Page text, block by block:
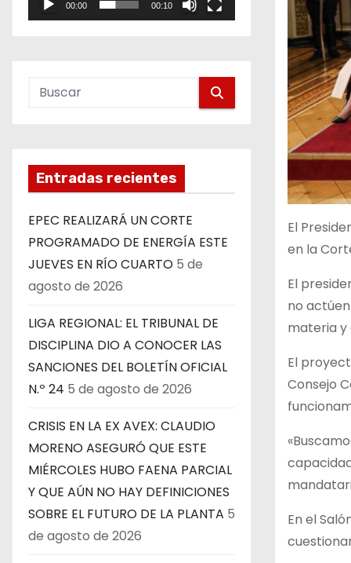
00:00 00:10
Entradas recientes
EPEC REALIZARÁ UN CORTE
PROGRAMADO DE ENERGÍA ESTE
JUEVES EN RÍO CUARTO 5 de
agosto de 2026
LIGA REGIONAL: EL TRIBUNAL DE
DISCIPLINA DIO A CONOCER LAS
SANCIONES DEL BOLETÍN OFICIAL
N.º 24 5 de agosto de 2026
CRISIS EN LA EX AVEX: CLAUDIO
MORENO ASEGURÓ QUE ESTE
MIÉRCOLES HUBO FAENA PARCIAL
Y QUE AÚN NO HAY DEFINICIONES
SOBRE EL FUTURO DE LA PLANTA 5
de agosto de 2026
El
en la
El
no
materia y
El
Consejo
En el